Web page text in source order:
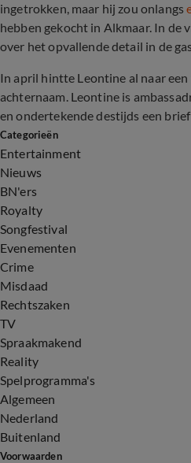
ingetrokken, maar hij zou onlangs
hebben gekocht in Alkmaar. In de
over het opvallende detail in de
In april hintte Leontine al naar
achternaam. Leontine is
en ondertekende destijds een
Categorieën
Entertainment
Nieuws
BN'ers
Royalty
Songfestival
Evenementen
Crime
Misdaad
Rechtszaken
TV
Spraakmakend
Reality
Spelprogramma's
Algemeen
Nederland
Buitenland
Voorwaarden